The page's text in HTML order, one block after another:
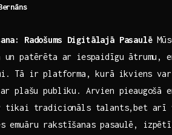
Radošums Digitālajā Pasaulē
un patērēta ⁢ar iespaidīgu ātrumu,‌
Tā ir ⁢platforma,⁣ kurā​ ikviens
plašu publiku. Arvien pieaugošā
tikai tradicionāls talants,bet arī
‍emuāru rakstīšanas pasaulē,